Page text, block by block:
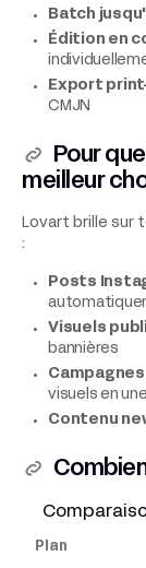
Batch
Édition en
Export
CMJN
Pour
meilleur
Lovart brille sur
:
Posts
Visuels
bannières
visuels en
Contenu
Plan